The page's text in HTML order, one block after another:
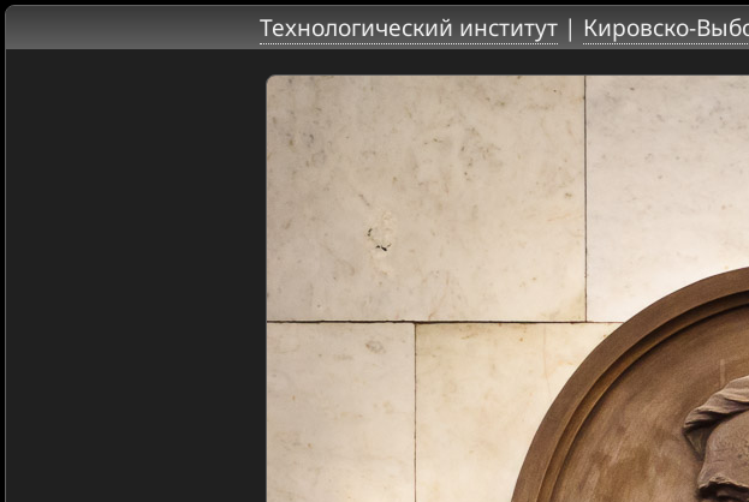
Технологический институт| Кировско-